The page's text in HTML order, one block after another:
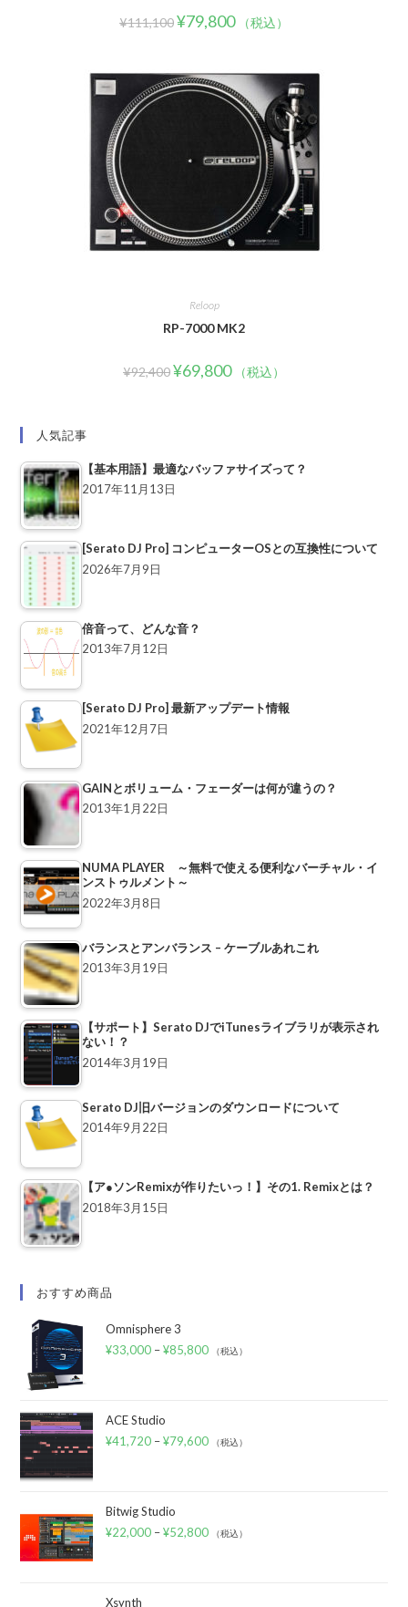
¥111,100¥79,800 （税込）
Reloop
RP-7000 MK2
¥92,400¥69,800 （税込）
人気記事
【基本用語】最適なバッファサイズって？
2017年11月13日
[Serato DJ Pro] コンピューターOSとの互換性について
2026年7月9日
倍音って、どんな音？
2013年7月12日
[Serato DJ Pro] 最新アップデート情報
2021年12月7日
GAINとボリューム・フェーダーは何が違うの？
2013年1月22日
NUMA PLAYER ～無料で使える便利なバーチャル・イ
ンストゥルメント～
2022年3月8日
バランスとアンバランス – ケーブルあれこれ
2013年3月19日
【サポート】Serato DJでiTunesライブラリが表示され
ない！？
2014年3月19日
Serato DJ旧バージョンのダウンロードについて
2014年9月22日
【ア●ソンRemixが作りたいっ！】その1. Remixとは？
2018年3月15日
おすすめ商品
Omnisphere 3
¥33,000 –¥85,800 （税込）
ACE Studio
¥41,720 –¥79,600 （税込）
Bitwig Studio
¥22,000 –¥52,800 （税込）
Xsynth